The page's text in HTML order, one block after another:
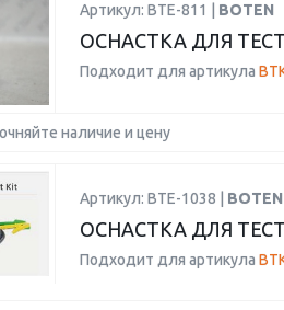
Артикул: BTE-811 | BOTEN
ОСНАСТКА ДЛЯ
Подходит для артикула
наличие и цену
Артикул: BTE-1038 | BOTEN
ОСНАСТКА ДЛЯ
Подходит для артикула